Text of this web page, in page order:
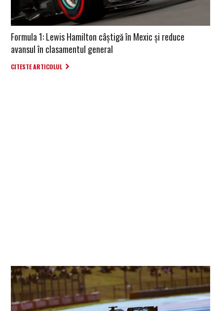
Formula 1: Lewis Hamilton câștigă în Mexic și reduce
avansul în clasamentul general
CITESTE ARTICOLUL